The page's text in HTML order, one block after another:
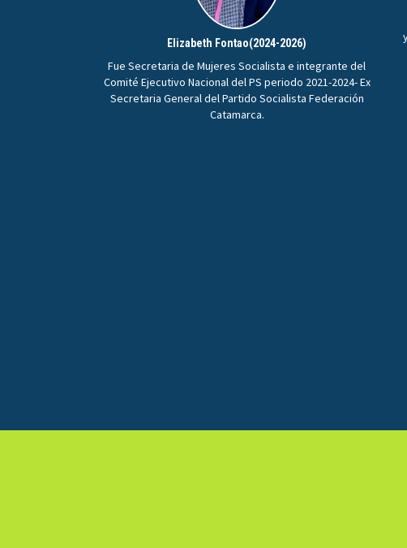
Elizabeth Fontao(2024-2026)
Fue Secretaria de Mujeres Socialista e integrante del
Comité Ejecutivo Nacional del PS periodo 2021-2024- Ex
Secretaria General del Partido Socialista Federación
Catamarca.